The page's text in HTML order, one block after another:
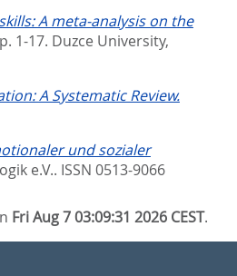
A meta-analysis on the
1-17. Duzce University,
A Systematic Review.
und sozialer
e.V.. ISSN 0513-9066
Fri Aug 7 03:09:31 2026 CEST.